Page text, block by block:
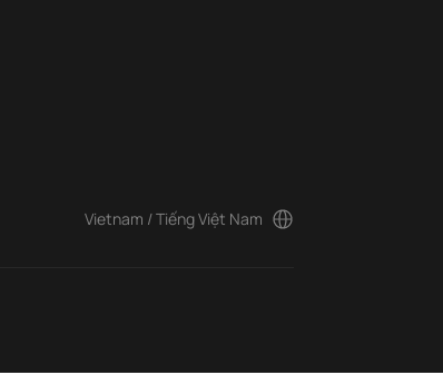
Vietnam / Tiếng Việt Nam